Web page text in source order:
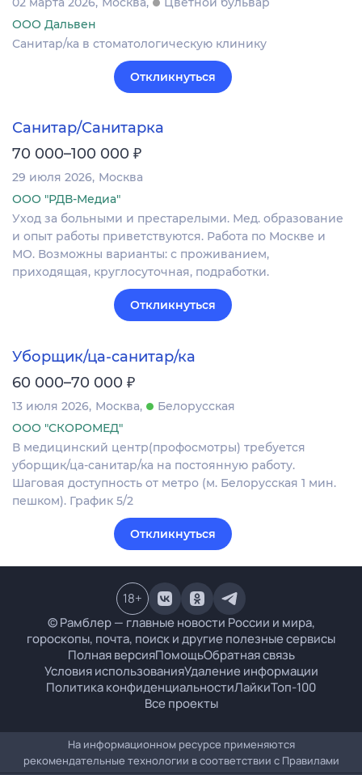
ООО Дальвен
Санитар/ка в стоматологическую клинику
Откликнуться
Санитар/Санитарка
70 000–100 000 ₽
29 июля 2026 Москва
ООО "РДВ-Медиа"
Уход за больными и престарелыми. Мед. образование
и опыт работы приветствуются. Работа по Москве и
МО. Возможны варианты: с проживанием,
приходящая, круглосуточная, подработки.
Откликнуться
Уборщик/ца-санитар/ка
60 000–70 000 ₽
13 июля 2026 Москва
Белорусская
ООО "СКОРОМЕД"
В медицинский центр(профосмотры) требуется
уборщик/ца-санитар/ка на постоянную работу.
Шаговая доступность от метро (м. Белорусская 1 мин.
пешком). График 5/2
Откликнуться
© Рамблер — главные новости России и мира,
гороскопы, почта, поиск и другие полезные сервисы
Полная версияПомощьОбратная связь
Условия использованияУдаление информации
Политика конфиденциальностиЛайкиТоп-100
Все проекты
18+
На информационном ресурсе применяются
рекомендательные технологии в соответствии с Правилами